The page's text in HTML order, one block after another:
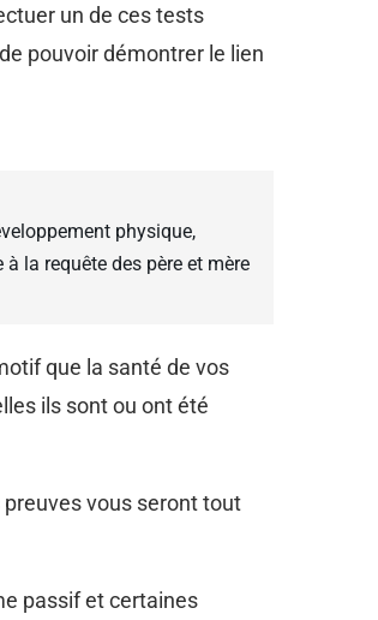
un de ces tests
pouvoir démontrer le lien
physique,
la requête des père et mère
que la santé de vos
ils sont ou ont été
vous seront tout
passif et certaines